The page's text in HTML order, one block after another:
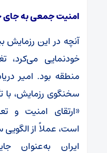
امنیت جمعی به جای
آنچه در این
خودنمایی می‌کرد،
منطقه بود. امیر
سخنگوی رزمایش، با
«ارتقای امنیت و
است، عملاً از
ایران به‌عنوان